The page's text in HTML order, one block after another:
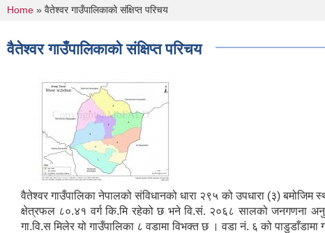
You are here
Home » वैतेश्वर गाउँपालिकाको संक्षिप्त परिचय
वैतेश्वर गाउँपालिकाको संक्षिप्त परिचय
वैतेश्वर गाउँपालिका नेपालको संविधानको धारा २९५ को उपधारा (३)
क्षेत्रफल ८०.४१ वर्ग कि.मि रहेको छ भने वि.सं. २०६८ सालको जनगणना
गा.वि.स मिलेर यो गाउँपालिका ८ वडामा विभक्त छ । वडा नं. ६ को